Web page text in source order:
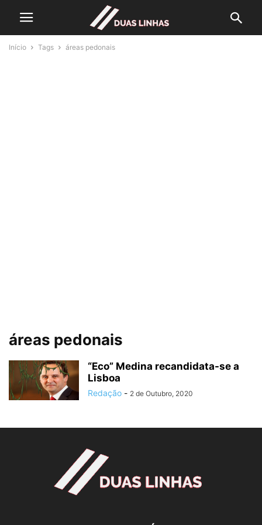
Início Tags áreas pedonais
áreas pedonais
“Eco” Medina recandidata-se a
Lisboa
Redação - 2 de Outubro, 2020